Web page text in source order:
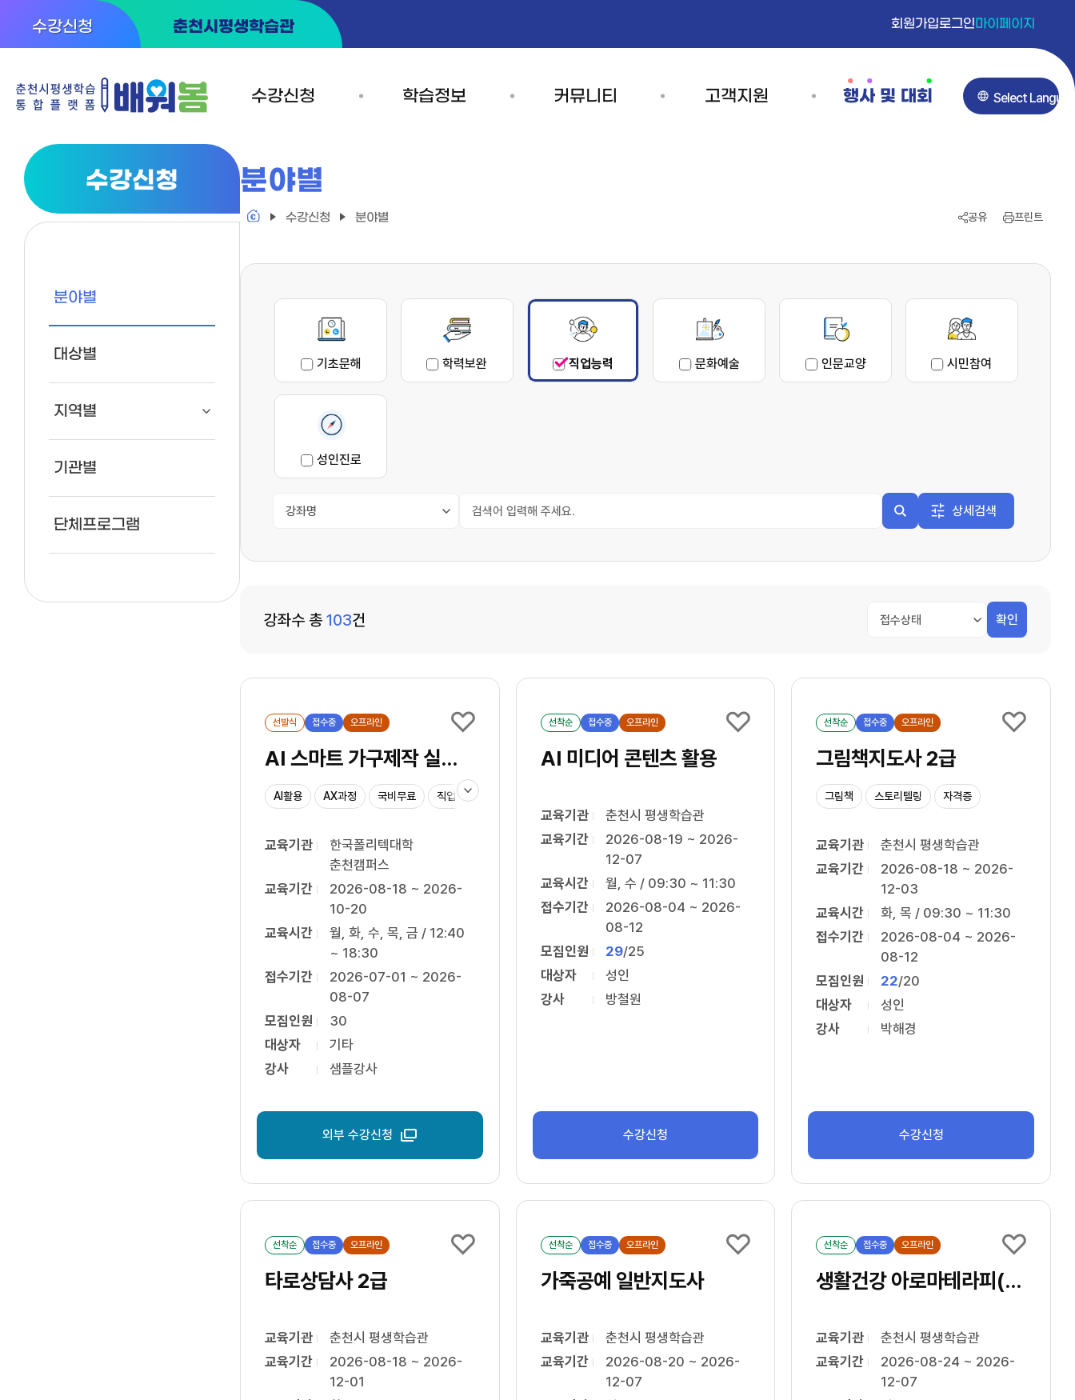
수강신청 춘천시평생학습관 회원가입로그인마이페이지
수강신청
분야별
대상별
시내동
학습정보
강사수요연계요청
평생교육기관
교육기관현황
참여 외 교육기관
커뮤니티
설문조사
자유게시판
고객지원
결제안내
자주하는질문
1:1 문의
희망강좌신청
행사 및 대회
접수내역확인
수강신청
분야별
대상별
지역별
기관별
단체프로그램
분야별
수강신청 분야별 공유 프린트
검
기초문해 학력보완 직업능력 문화예술 인문교양 시민참여
성인진로
상세검색
강좌수 총 103건 확인
선발식 접수중 오프라인
AI 스마트 가구제작 실무과정
AI활용 AX과정 국비무료 직업교육
키
교육기관
한국폴리텍대학
춘천캠퍼스
교육기간
2026-08-18 ~ 2026-
10-20
교육시간
월, 화, 수, 목, 금 / 12:40
~ 18:30
접수기간
2026-07-01 ~ 2026-
08-07
모집인원
30
대상자
기타
강사
샘플강사
외부 수강신청
선착순 접수중 오프라인
AI 미디어 콘텐츠 활용
교육기관
춘천시 평생학습관
교육기간
2026-08-19 ~ 2026-
12-07
교육시간
월, 수 / 09:30 ~ 11:30
접수기간
2026-08-04 ~ 2026-
08-12
모집인원
29/25
대상자
성인
강사
방철원
수강신청
선착순 접수중 오프라인
그림책지도사 2급
그림책 스토리텔링 자격증
교육기관
춘천시 평생학습관
교육기간
2026-08-18 ~ 2026-
12-03
교육시간
화, 목 / 09:30 ~ 11:30
접수기간
2026-08-04 ~ 2026-
08-12
모집인원
22/20
대상자
성인
강사
박해경
수강신청
선착순 접수중 오프라인
타로상담사 2급
교육기관
춘천시 평생학습관
교육기간
2026-08-18 ~ 2026-
12-01
선착순 접수중 오프라인
가죽공예 일반지도사
교육기관
춘천시 평생학습관
교육기간
2026-08-20 ~ 2026-
12-07
선착순 접수중 오프라인
생활건강 아로마테라피(아로마 전문지도사2급)
교육기관
춘천시 평생학습관
교육기간
2026-08-24 ~ 2026-
12-07